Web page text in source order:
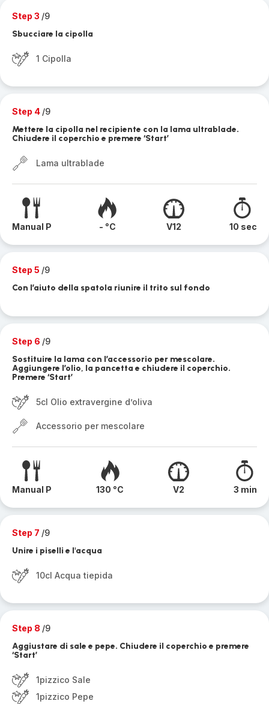
Step 3 /9
Sbucciare la cipolla
1 Cipolla
Step 4 /9
Mettere la cipolla nel recipiente con la lama ultrablade.
Chiudere il coperchio e premere ‘Start’
Lama ultrablade
Manual P - °C V12 10 sec
Step 5 /9
Con l’aiuto della spatola riunire il trito sul fondo
Step 6 /9
Sostituire la lama con l’accessorio per mescolare.
Aggiungere l’olio, la pancetta e chiudere il coperchio.
Premere ‘Start’
5cl Olio extravergine d’oliva
Accessorio per mescolare
Manual P 130 °C V2 3 min
Step 7 /9
Unire i piselli e l'acqua
10cl Acqua tiepida
Step 8 /9
Aggiustare di sale e pepe. Chiudere il coperchio e premere
‘Start’
1pizzico Sale
1pizzico Pepe